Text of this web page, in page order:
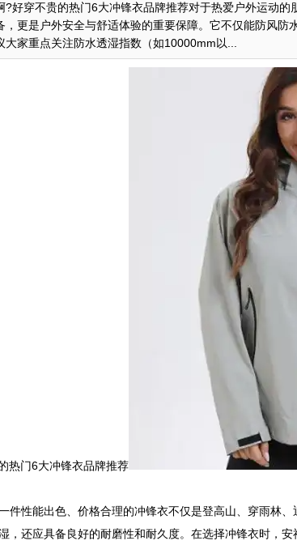
?好穿不贵的热门6大冲锋衣品牌推荐对于热爱户外运动
，更是户外安全与舒适体验的重要保障。它不仅能防风
家重点关注防水透湿指数（如10000mm以...
热门6大冲锋衣品牌推荐
件性能出色、价格合理的冲锋衣不仅是登高山、穿雨林
，还应具备良好的耐磨性和耐久度。在选择冲锋衣时，